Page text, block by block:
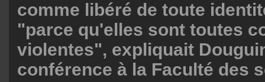
comme libéré de toute
"parce qu'elles sont toutes
violentes", expliquait
conférence à la Faculté des